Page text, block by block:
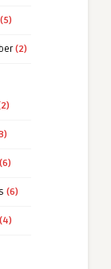
(2)
(6)
(6)